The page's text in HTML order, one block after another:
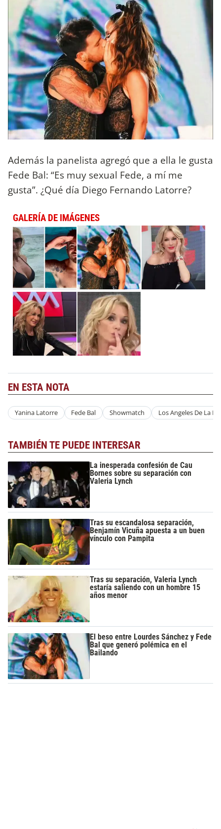
Además la panelista agregó que a ella le gusta
Fede Bal: “Es muy sexual Fede, a mí me
gusta”. ¿Qué día Diego Fernando Latorre?
GALERÍA DE IMÁGENES
EN ESTA NOTA
Yanina Latorre Fede Bal Showmatch Los Angeles De La
TAMBIÉN TE PUEDE INTERESAR
La inesperada confesión de Cau
Bornes sobre su separación con
Valeria Lynch
Tras su escandalosa separación,
Benjamín Vicuña apuesta a un buen
vínculo con Pampita
Tras su separación, Valeria Lynch
estaría saliendo con un hombre 15
años menor
El beso entre Lourdes Sánchez y Fede
Bal que generó polémica en el
Bailando